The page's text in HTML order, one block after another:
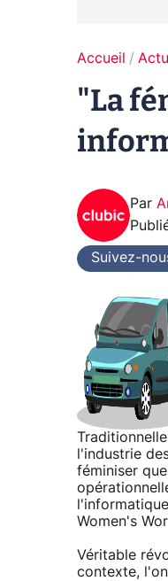
Accueil
"La
Par
Suivez-
l'industrie
féminiser
Women's
Véritable
contexte,